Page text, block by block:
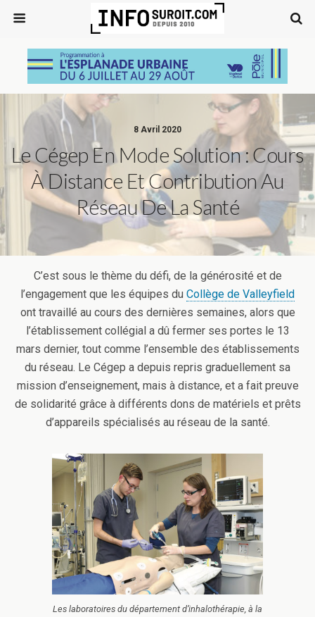
8 Avril 2020
Le Cégep En Mode Solution : Cours
À Distance Et Contribution Au
Réseau De La Santé
C’est sous le thème du défi, de la générosité et de
l’engagement que les équipes du Collège de Valleyfield
ont travaillé au cours des dernières semaines, alors que
l’établissement collégial a dû fermer ses portes le 13
mars dernier, tout comme l’ensemble des établissements
du réseau. Le Cégep a depuis repris graduellement sa
mission d’enseignement, mais à distance, et a fait preuve
de solidarité grâce à différents dons de matériels et prêts
d’appareils spécialisés au réseau de la santé.
Les laboratoires du département d’inhalothérapie, à la